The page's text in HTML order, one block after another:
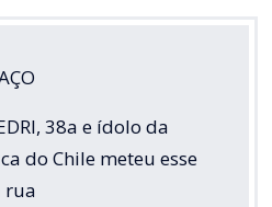
38a e ídolo da
do Chile meteu esse
rua